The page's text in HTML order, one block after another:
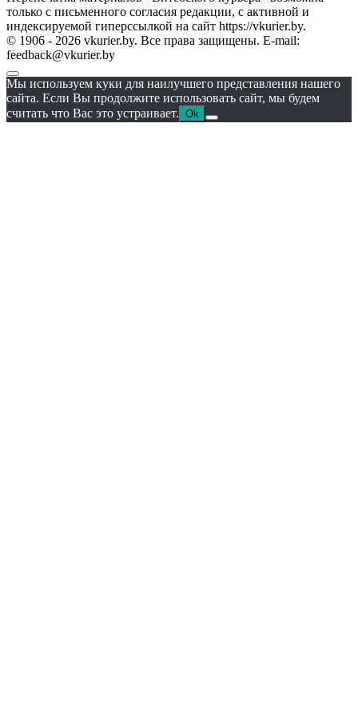
только с письменного согласия редакции, с активной и
индексируемой гиперссылкой на сайт https://vkurier.by.
© 1906 - 2026 vkurier.by. Все права защищены. E-mail:
feedback@vkurier.by
Мы используем куки для наилучшего представления нашего
сайта. Если Вы продолжите использовать сайт, мы будем
считать что Вас это устраивает. Ok